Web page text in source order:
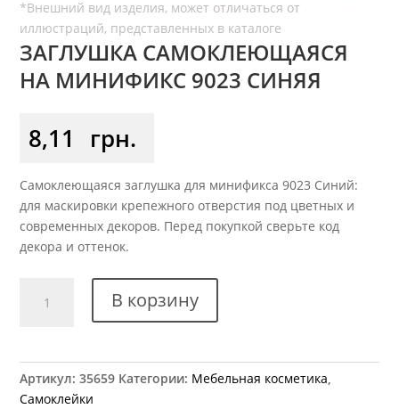
ЗАГЛУШКА САМОКЛЕЮЩАЯСЯ
НА МИНИФИКС 9023 СИНЯЯ
8,11 грн.
Самоклеющаяся заглушка для минификса 9023 Синий:
для маскировки крепежного отверстия под цветных и
современных декоров. Перед покупкой сверьте код
декора и оттенок.
товара
минификс
В корзину
Артикул:35659 Категории: Мебельная косметика,
Самоклейки